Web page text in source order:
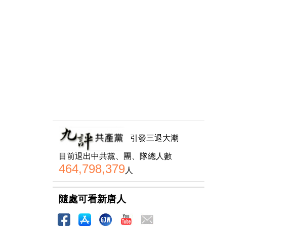
引發三退大潮
目前退出中共黨、團、隊總人數
464,798,379人
隨處可看新唐人